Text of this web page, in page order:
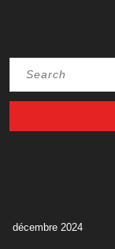
décembre 2024